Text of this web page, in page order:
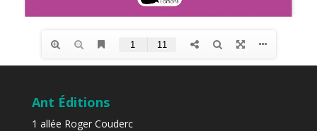
Ant Éditions
1 allée Roger Couderc